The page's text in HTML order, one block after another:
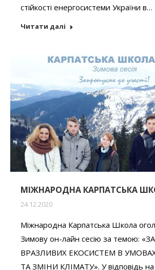
стійкості енергосистеми України в…
Читати далі
МІЖНАРОДНА КАРПАТСЬКА
24.12.2020
Міжнародна Карпатська Школа
Зимову он-лайн сесію за темою:
ВРАЗЛИВИХ ЕКОСИСТЕМ В
ТА ЗМІНИ КЛІМАТУ». У відповідь на